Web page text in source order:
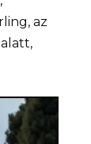
az